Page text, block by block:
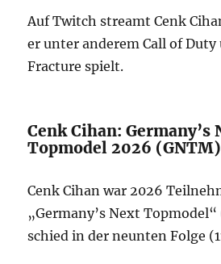
Auf Twitch streamt Cenk
er unter anderem Call of Duty
Fracture spielt.
Cenk Cihan: Germany’s
Topmodel 2026 (GNTM)
Cenk Cihan war 2026
„Germany’s Next
schied in der neunten Folge